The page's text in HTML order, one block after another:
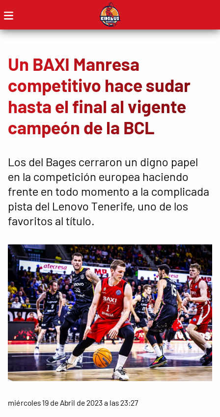
Un BAXI Manresa
competitivo hace sudar
hasta el final al vigente
campeón de la BCL
Los del Bages cerraron un digno papel
en la competición europea haciendo
frente en todo momento a la complicada
pista del Lenovo Tenerife, uno de los
favoritos al título.
miércoles 19 de Abril de 2023 a las 23:27